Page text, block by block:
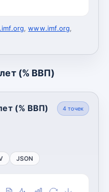
,www.imf.org,
(% ВВП)
(% ВВП) 4точек
JSON